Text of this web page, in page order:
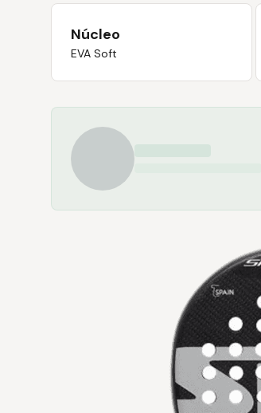
Núcleo
EVA Soft